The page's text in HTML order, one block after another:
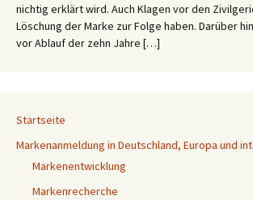
nichtig erklärt wird. Auch Klagen vor den
Löschung der Marke zur Folge haben. Darüber
vor Ablauf der zehn Jahre […]
Startseite
Markenanmeldung in Deutschland, Europa und
Markenentwicklung
Markenrecherche